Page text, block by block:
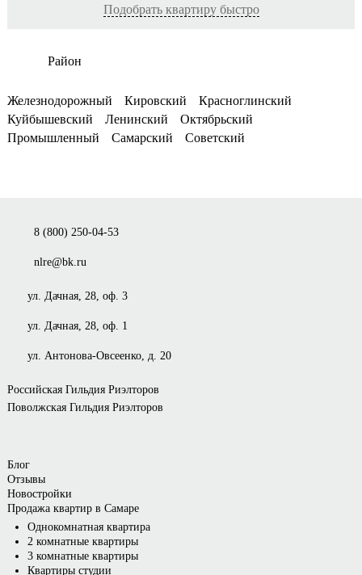
Подобрать квартиру быстро
Район
Железнодорожный Кировский
Красноглинский
Куйбышевский
Ленинский
Октябрьский
Промышленный
Самарский Советский
8 (800) 250-04-53
nlre@bk.ru
ул. Дачная, 28, оф. 3
ул. Дачная, 28, оф. 1
ул. Антонова-Овсеенко, д. 20
Российская Гильдия Риэлторов
Поволжская Гильдия Риэлторов
Блог
Отзывы
Новостройки
Продажа квартир в Самаре
Однокомнатная квартира
2 комнатные квартиры
3 комнатные квартиры
Квартиры студии